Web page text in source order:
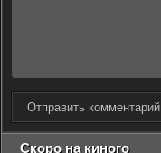
Отправить комментарий
Скоро на киного